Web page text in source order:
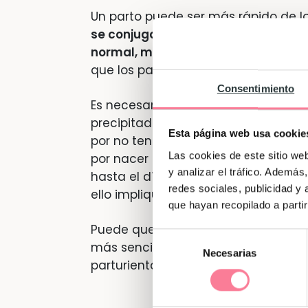
Consentimiento
Esta página web usa
Las cookies de este sitio
y analizar el tráfico.
redes sociales, publicidad y
que hayan recopilado a
Selección
consentimiento
Necesarias
Un parto puede ser más rápido de
se conjugan varios factores, como
normal, menor resistencia del
que los partos precipitados son
Es necesaria una aclaración, y es
precipitados con otros casos
por no tener registro o conciencia
por nacer el bebé. Y aún existen
hasta el día en que dan a luz
ello implique que el parto en sí
Puede que en un primer momento
más sencilla, pero el parto
parturienta como para su bebé.